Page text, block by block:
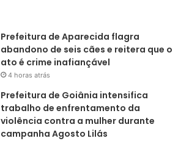
Prefeitura de Aparecida flagra
abandono de seis cães e reitera que o
ato é crime inafiançável
4 horas atrás
Prefeitura de Goiânia intensifica
trabalho de enfrentamento da
violência contra a mulher durante
campanha Agosto Lilás